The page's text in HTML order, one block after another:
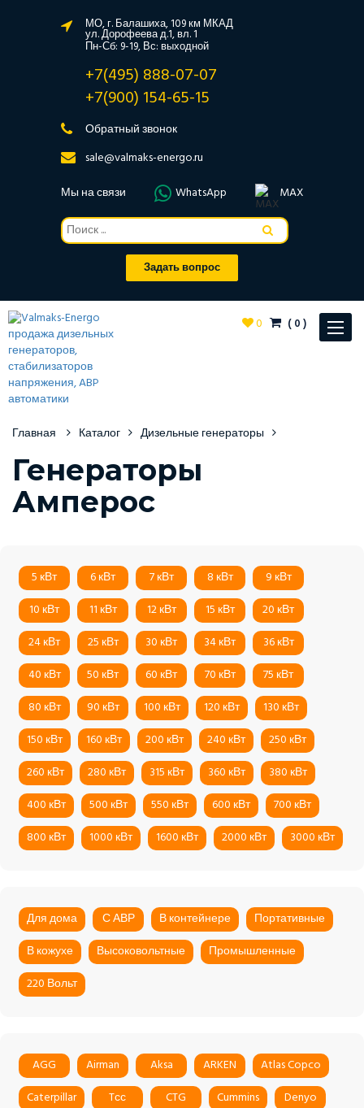
МО, г. Балашиха, 109 км МКАД
ул. Дорофеева д.1, вл. 1
Пн-Сб: 9-19, Вс: выходной
+7(495) 888-07-07
+7(900) 154-65-15
Обратный звонок
sale@valmaks-energo.ru
Мы на связи
WhatsApp MAX
Задать вопрос
Toggle
0 (0)
Главная Каталог Дизельные генераторы
Генераторы
Амперос
5 кВт 6 кВт 7 кВт 8 кВт
9 кВт
10 кВт
11 кВт 12 кВт 15 кВт
20 кВт
24 кВт
25 кВт 30 кВт 34 кВт
36 кВт
40 кВт
50 кВт 60 кВт 70 кВт
75 кВт
80 кВт
90 кВт 100 кВт 120 кВт
130 кВт
150 кВт
160 кВт 200 кВт 240 кВт
250 кВт
260 кВт
280 кВт 315 кВт 360 кВт
380 кВт
400 кВт
500 кВт 550 кВт 600 кВт
700 кВт
800 кВт
1000 кВт 1600 кВт 2000 кВт 3000 кВт
Для дома С АВР В контейнере
Портативные
В кожухе
Высоковольтные
Промышленные
220 Вольт
AGG Airman Aksa ARKEN
Atlas Copco
Caterpillar
Tсс CTG Cummins
Denyo